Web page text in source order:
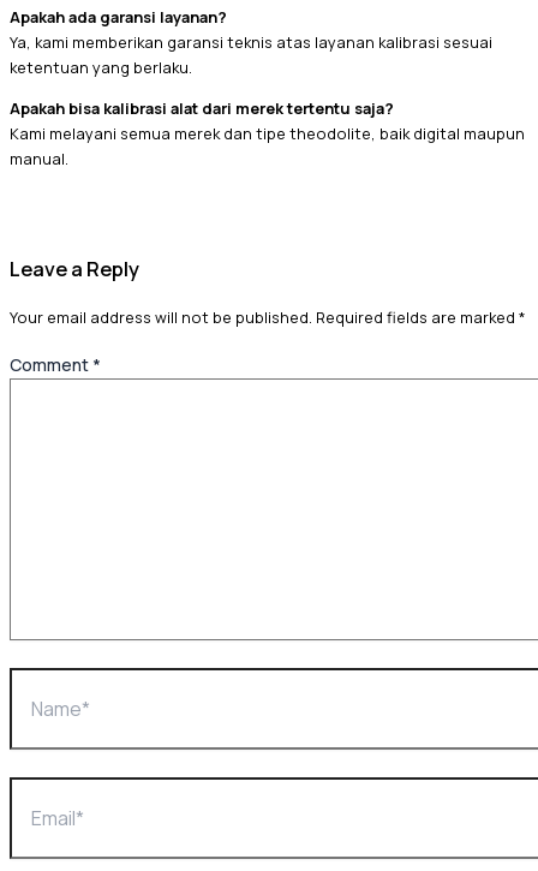
Apakah ada garansi layanan?
Ya, kami memberikan garansi teknis atas layanan kalibrasi sesuai
ketentuan yang berlaku.
Apakah bisa kalibrasi alat dari merek tertentu saja?
Kami melayani semua merek dan tipe theodolite, baik digital maupun
manual.
Leave a Reply
Your email address will not be published. Required fields are marked *
Comment *